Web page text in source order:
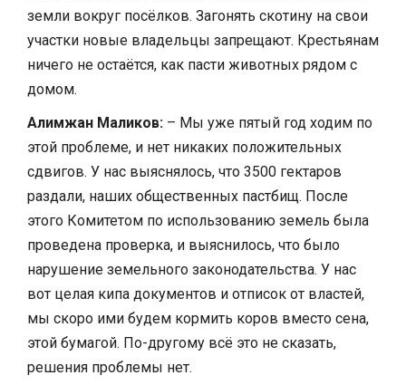
земли вокруг посёлков. Загонять скотину на свои
участки новые владельцы запрещают. Крестьянам
ничего не остаётся, как пасти животных рядом с
домом.
Алимжан Маликов: – Мы уже пятый год ходим по
этой проблеме, и нет никаких положительных
сдвигов. У нас выяснялось, что 3500 гектаров
раздали, наших общественных пастбищ. После
этого Комитетом по использованию земель была
проведена проверка, и выяснилось, что было
нарушение земельного законодательства. У нас
вот целая кипа документов и отписок от властей,
мы скоро ими будем кормить коров вместо сена,
этой бумагой. По-другому всё это не сказать,
решения проблемы нет.